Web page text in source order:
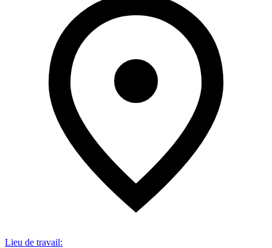
Lieu de travail: